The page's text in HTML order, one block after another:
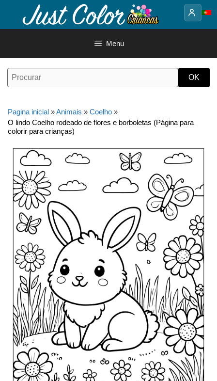
o
Menu
Pagina inicial »Animais » Coelho »
O lindo Coelho rodeado de flores e borboletas (Página para
colorir para crianças)